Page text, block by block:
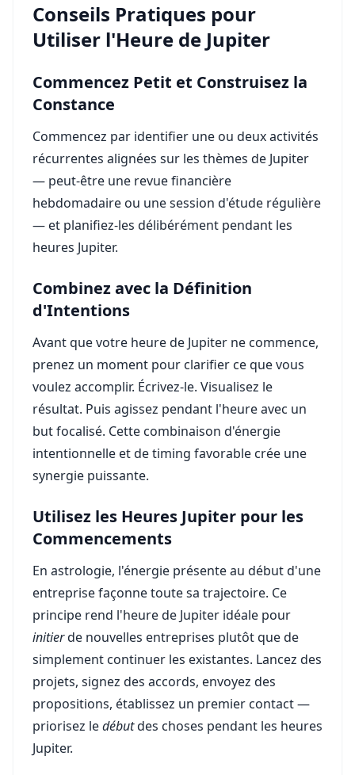
Conseils Pratiques pour
Utiliser l'Heure de Jupiter
Commencez Petit et Construisez la
Constance
Commencez par identifier une ou deux activités
récurrentes alignées sur les thèmes de Jupiter
— peut-être une revue financière
hebdomadaire ou une session d'étude régulière
— et planifiez-les délibérément pendant les
heures Jupiter.
Combinez avec la Définition
d'Intentions
Avant que votre heure de Jupiter ne commence,
prenez un moment pour clarifier ce que vous
voulez accomplir. Écrivez-le. Visualisez le
résultat. Puis agissez pendant l'heure avec un
but focalisé. Cette combinaison d'énergie
intentionnelle et de timing favorable crée une
synergie puissante.
Utilisez les Heures Jupiter pour les
Commencements
En astrologie, l'énergie présente au début d'une
entreprise façonne toute sa trajectoire. Ce
principe rend l'heure de Jupiter idéale pour
initierde nouvelles entreprises plutôt que de
simplement continuer les existantes. Lancez des
projets, signez des accords, envoyez des
propositions, établissez un premier contact —
priorisez ledébutdes choses pendant les heures
Jupiter.